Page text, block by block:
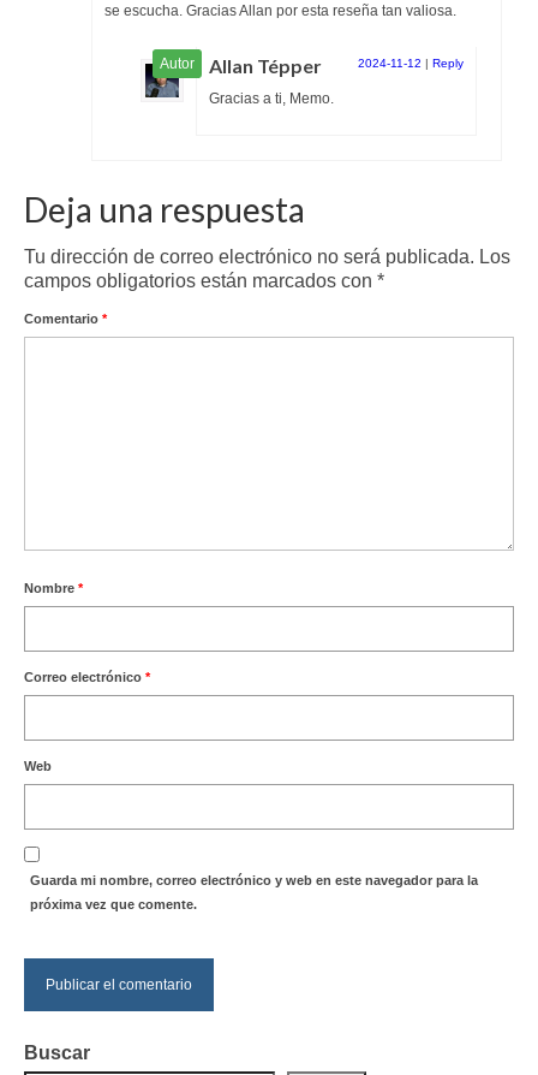
se escucha. Gracias Allan por esta reseña tan valiosa.
Allan Tépper 2024-11-12 | Reply
Gracias a ti, Memo.
Deja una respuesta
Tu dirección de correo electrónico no será publicada. Los
campos obligatorios están marcados con *
Comentario *
Nombre *
Correo electrónico *
Web
Guarda mi nombre, correo electrónico y web en este navegador para la
próxima vez que comente.
Buscar